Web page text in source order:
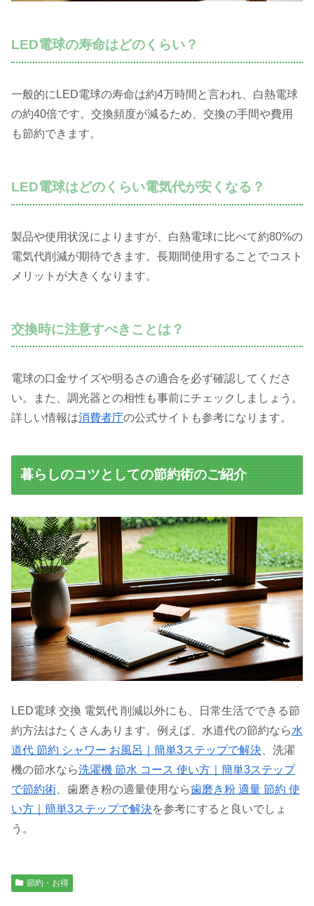
LED電球の寿命はどのくらい？
一般的にLED電球の寿命は約4万時間と言われ、白熱電球
の約40倍です。交換頻度が減るため、交換の手間や費用
も節約できます。
LED電球はどのくらい電気代が安くなる？
製品や使用状況によりますが、白熱電球に比べて約80%の
電気代削減が期待できます。長期間使用することでコスト
メリットが大きくなります。
交換時に注意すべきことは？
電球の口金サイズや明るさの適合を必ず確認してくださ
い。また、調光器との相性も事前にチェックしましょう。
詳しい情報は消費者庁の公式サイトも参考になります。
暮らしのコツとしての節約術のご紹介
LED電球 交換 電気代 削減以外にも、日常生活でできる節
約方法はたくさんあります。例えば、水道代の節約なら水
道代 節約 シャワー お風呂｜簡単3ステップで解決 、洗濯
機の節水なら洗濯機 節水 コース 使い方｜簡単3ステップ
で節約術 、歯磨き粉の適量使用なら歯磨き粉 適量 節約 使
い方｜簡単3ステップで解決を参考にすると良いでしょ
う。
節約・お得